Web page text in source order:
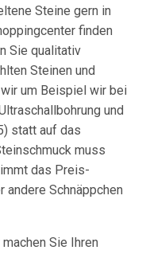
Steine gern in
finden
Sie qualitativ
Steinen und
um Beispiel wir bei
und
statt auf das
muss
das Preis-
andere Schnäppchen
Sie Ihren